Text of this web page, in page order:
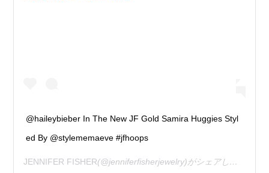
@haileybieber In The New JF Gold Samira Huggies Styl
ed By @stylememaeve #jfhoops
JENNIFER FISHER(@jenniferfisherjewelry)がシェアした投稿 –